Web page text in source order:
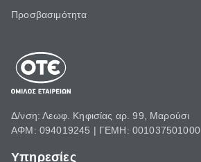
Προσβασιμότητα
Δ/νση: Λεωφ. Κηφισίας αρ. 99, Μαρούσι
ΑΦΜ: 094019245 | ΓΕΜΗ: 001037501000
Υπηρεσίες